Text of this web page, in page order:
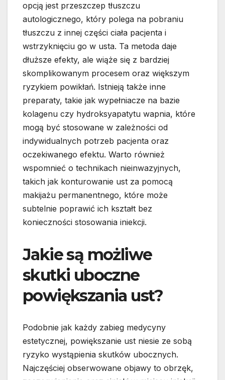
opcją jest przeszczep tłuszczu
autologicznego, który polega na pobraniu
tłuszczu z innej części ciała pacjenta i
wstrzyknięciu go w usta. Ta metoda daje
dłuższe efekty, ale wiąże się z bardziej
skomplikowanym procesem oraz większym
ryzykiem powikłań. Istnieją także inne
preparaty, takie jak wypełniacze na bazie
kolagenu czy hydroksyapatytu wapnia, które
mogą być stosowane w zależności od
indywidualnych potrzeb pacjenta oraz
oczekiwanego efektu. Warto również
wspomnieć o technikach nieinwazyjnych,
takich jak konturowanie ust za pomocą
makijażu permanentnego, które może
subtelnie poprawić ich kształt bez
konieczności stosowania iniekcji.
Jakie są możliwe
skutki uboczne
powiększania ust?
Podobnie jak każdy zabieg medycyny
estetycznej, powiększanie ust niesie ze sobą
ryzyko wystąpienia skutków ubocznych.
Najczęściej obserwowane objawy to obrzęk,